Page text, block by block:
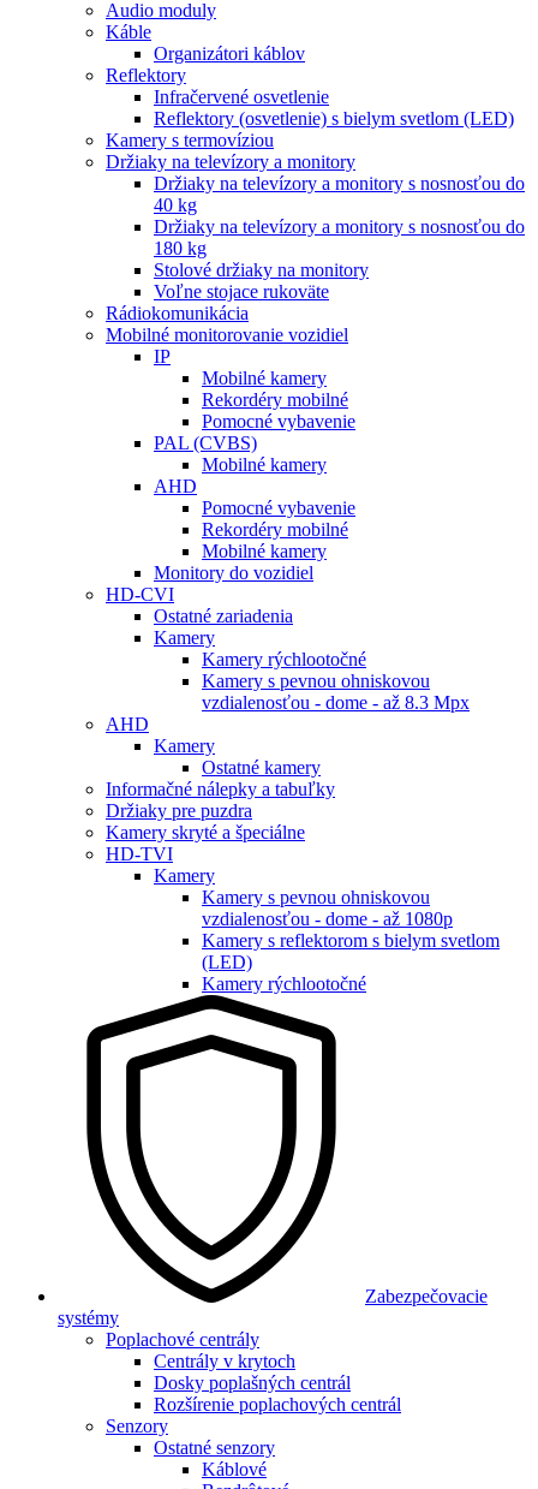
Audio moduly
Káble
Organizátori káblov
Reflektory
Infračervené osvetlenie
Reflektory (osvetlenie) s bielym svetlom (LED)
Kamery s termovíziou
Držiaky na televízory a monitory
Držiaky na televízory a monitory s nosnosťou do
40 kg
Držiaky na televízory a monitory s nosnosťou do
180 kg
Stolové držiaky na monitory
Voľne stojace rukoväte
Rádiokomunikácia
Mobilné monitorovanie vozidiel
IP
Mobilné kamery
Rekordéry mobilné
Pomocné vybavenie
PAL (CVBS)
Mobilné kamery
AHD
Pomocné vybavenie
Rekordéry mobilné
Mobilné kamery
Monitory do vozidiel
HD-CVI
Ostatné zariadenia
Kamery
Kamery rýchlootočné
Kamery s pevnou ohniskovou
vzdialenosťou - dome - až 8.3 Mpx
AHD
Kamery
Ostatné kamery
Informačné nálepky a tabuľky
Držiaky pre puzdra
Kamery skryté a špeciálne
HD-TVI
Kamery
Kamery s pevnou ohniskovou
vzdialenosťou - dome - až 1080p
Kamery s reflektorom s bielym svetlom
(LED)
Kamery rýchlootočné
Zabezpečovacie
systémy
Poplachové centrály
Centrály v krytoch
Dosky poplašných centrál
Rozšírenie poplachových centrál
Senzory
Ostatné senzory
Káblové